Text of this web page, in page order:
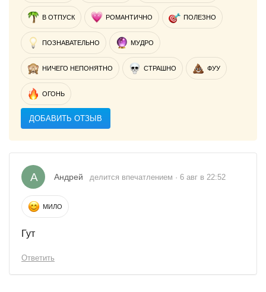
В ОТПУСК РОМАНТИЧНО ПОЛЕЗНО
ПОЗНАВАТЕЛЬНО МУДРО
НИЧЕГО НЕПОНЯТНО СТРАШНО ФУУ
ОГОНЬ
ДОБАВИТЬ ОТЗЫВ
А Андрей делится впечатлением · 6 авг в 22:52
МИЛО
Гут
Ответить